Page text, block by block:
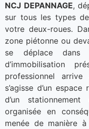
NCJ DEPANNAGE,
sur tous les types
votre deux-roues.
zone piétonne ou
se déplace
d’immobilisation
professionnel
s’agisse d’un
d’un
organisée en
menée de manière